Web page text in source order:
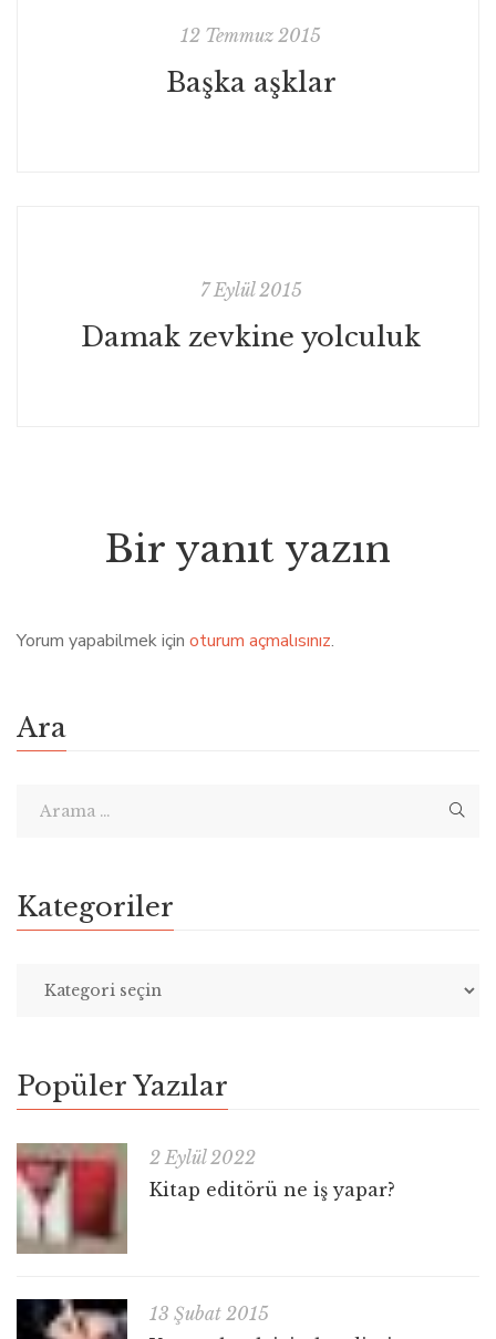
12 Temmuz 2015
Başka aşklar
7 Eylül 2015
Damak zevkine yolculuk
Bir yanıt yazın
Yorum yapabilmek için oturum açmalısınız.
Ara
Kategoriler
Popüler Yazılar
2 Eylül 2022
Kitap editörü ne iş yapar?
13 Şubat 2015